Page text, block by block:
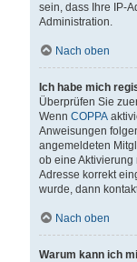
sein, dass Ihre IP-
Administration.
Nach oben
Ich habe mich
Überprüfen Sie
Wenn COPPA
Anweisungen
angemeldeten
ob eine
Adresse korrekt
wurde, dann
Nach oben
Warum kann ich